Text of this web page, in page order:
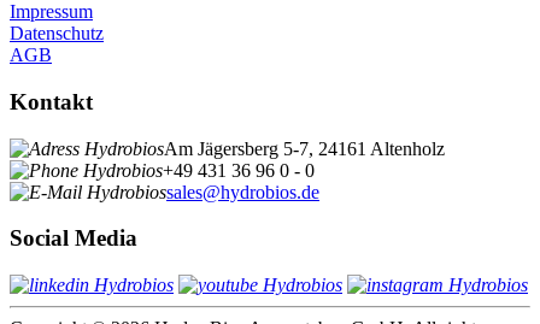
Impressum
Datenschutz
AGB
Kontakt
Am Jägersberg 5-7, 24161 Altenholz
+49 431 36 96 0 - 0
sales@hydrobios.de
Social Media